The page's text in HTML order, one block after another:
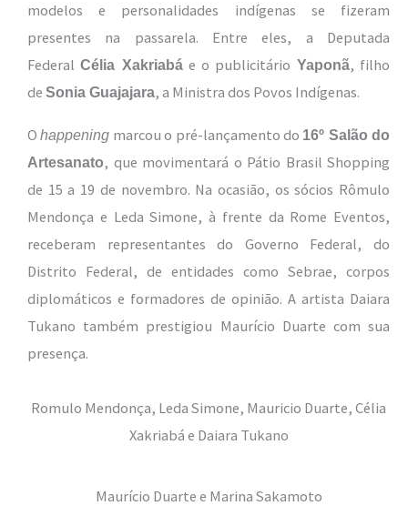
modelos e personalidades indígenas se fizeram
presentes na passarela. Entre eles, a Deputada
FederalCélia Xakriabáe o publicitário Yaponã, filho
de Sonia Guajajara, a Ministra dos Povos Indígenas.
Ohappening marcou o pré-lançamento do 16º Salão do
Artesanato, que movimentará o Pátio Brasil Shopping
de 15 a 19 de novembro. Na ocasião, os sócios Rômulo
Mendonça e Leda Simone, à frente da Rome Eventos,
receberam representantes do Governo Federal, do
Distrito Federal, de entidades como Sebrae, corpos
diplomáticos e formadores de opinião. A artista Daiara
Tukano também prestigiou Maurício Duarte com sua
presença.
Romulo Mendonça, Leda Simone, Mauricio Duarte, Célia
Xakriabá e Daiara Tukano
Maurício Duarte e Marina Sakamoto